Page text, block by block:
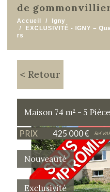
de
Accueil
Igny
EXCLUSIVITÉ - IGNY –
rs
< Retour
Maison 74 m² - 5
PRIX 425 000€ Ref
Exclusivité
Nouveauté